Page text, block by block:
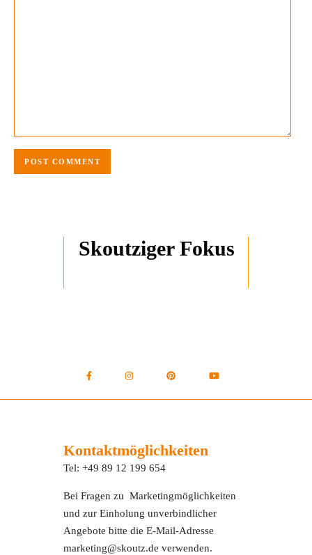
Skoutziger Fokus
Kontaktmöglichkeiten
Tel: +49 89 12 199 654
Bei Fragen zu Marketingmöglichkeiten
und zur Einholung unverbindlicher
Angebote bitte die E-Mail-Adresse
marketing@skoutz.de verwenden.